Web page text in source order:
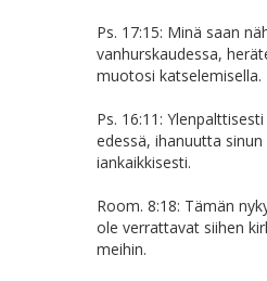
Ps. 17:15: Minä saan
vanhurskaudessa,
muotosi katselemisella.
Ps. 16:11:
edessä, ihanuutta
iankaikkisesti.
Room. 8:18: Tämän
ole verrattavat siihen
meihin.